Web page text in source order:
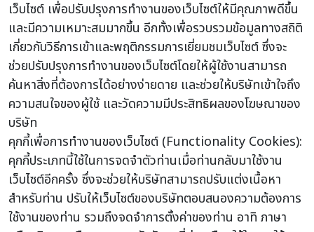
เว็บไซต์ เพื่อปรับปรุงการทำงานของเว็บไซต์ให้มีคุณภาพดีขึ้น
และมีความเหมาะสมมากขึ้น อีกทั้งเพื่อรวบรวมข้อมูลทางสถิติ
เกี่ยวกับวิธีการเข้าและพฤติกรรมการเยี่ยมชมเว็บไซต์ ซึ่งจะ
ช่วยปรับปรุงการทำงานของเว็บไซต์โดยให้ผู้ใช้งานสามารถ
ค้นหาสิ่งที่ต้องการได้อย่างง่ายดาย และช่วยให้บริษัทเข้าใจถึง
ความสนใจของผู้ใช้ และวัดความมีประสิทธิผลของโฆษณาของ
บริษัท
คุกกี้เพื่อการทำงานของเว็บไซต์ (Functionality Cookies):
คุกกี้ประเภทนี้ใช้ในการจดจำตัวท่านเมื่อท่านกลับมาใช้งาน
เว็บไซต์อีกครั้ง ซึ่งจะช่วยให้บริษัทสามารถปรับแต่งเนื้อหา
สำหรับท่าน ปรับให้เว็บไซต์ของบริษัทตอบสนองความต้องการ
ใช้งานของท่าน รวมถึงจดจำการตั้งค่าของท่าน อาทิ ภาษา